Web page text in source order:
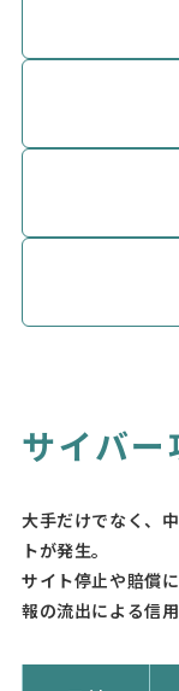
サイバ
⼤⼿だけでなく、
トが発⽣。
サイト停⽌や賠償
報の流出による信